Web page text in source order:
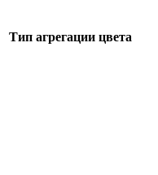
Тип агрегации цвета